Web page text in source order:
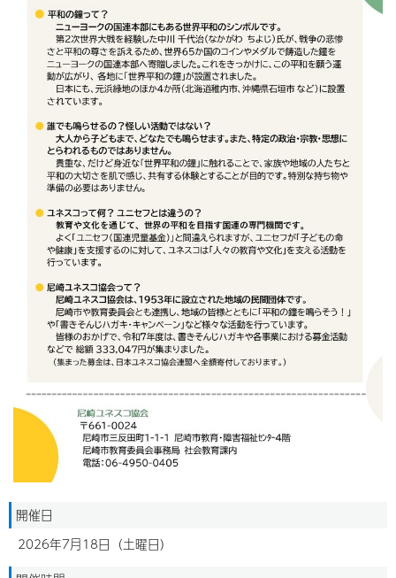
開催日
2026年7月18日（土曜日）